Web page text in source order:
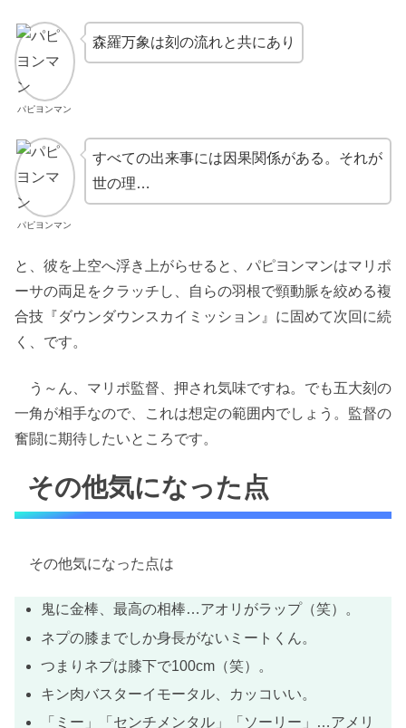
パピヨンマン
森羅万象は刻の流れと共にあり
パピヨンマン
すべての出来事には因果関係がある。それが
世の理…
と、彼を上空へ浮き上がらせると、パピヨンマンはマリポ
ーサの両足をクラッチし、自らの羽根で頸動脈を絞める複
合技『ダウンダウンスカイミッション』に固めて次回に続
く、です。
う～ん、マリポ監督、押され気味ですね。でも五大刻の
一角が相手なので、これは想定の範囲内でしょう。監督の
奮闘に期待したいところです。
その他気になった点
その他気になった点は
鬼に金棒、最高の相棒…アオリがラップ（笑）。
ネプの膝までしか身長がないミートくん。
つまりネプは膝下で100cm（笑）。
キン肉バスターイモータル、カッコいい。
「ミー」「センチメンタル」「ソーリー」…アメリ